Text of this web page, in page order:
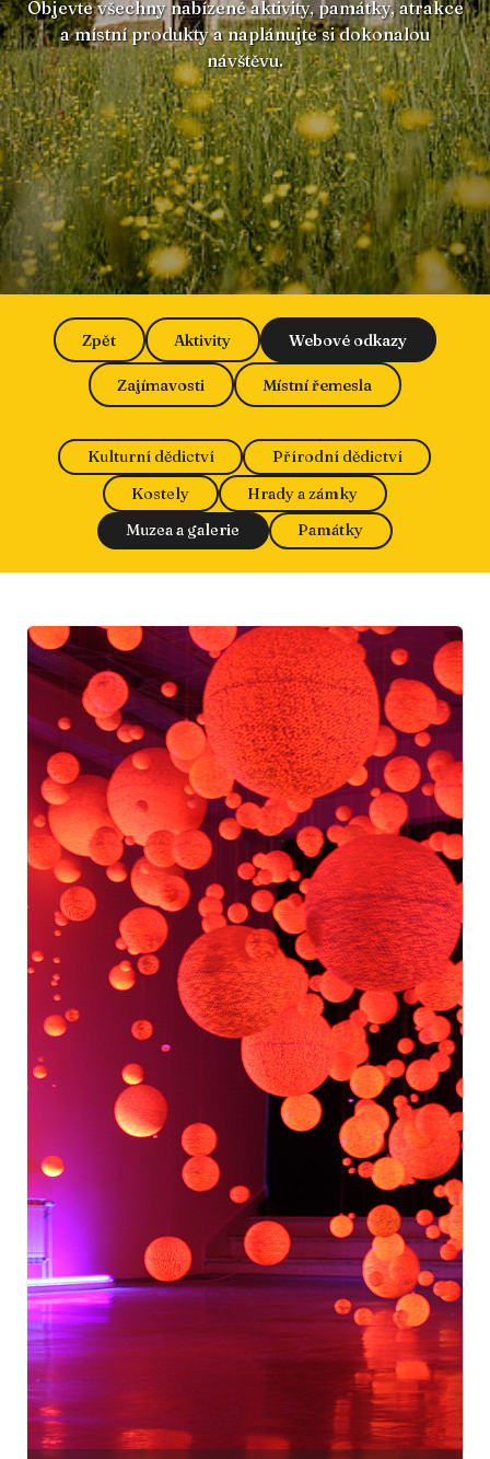
Objevte všechny nabízené aktivity, památky, atrakce
a místní produkty a naplánujte si dokonalou
návštěvu.
Zpět Aktivity Webové odkazy
Zajímavosti Místní řemesla
Kulturní dědictví
Přírodní dědictví
Kostely
Hrady a zámky
Muzea a galerie
Památky